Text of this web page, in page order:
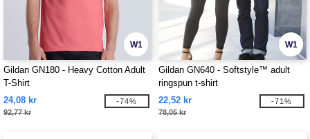
W1
Gildan GN180 - Heavy Cotton Adult
T-Shirt
24,08 kr
92,77 kr
-74%
W1
Gildan GN640 - Softstyle™ adult
ringspun t-shirt
22,52 kr
78,05 kr
-71%